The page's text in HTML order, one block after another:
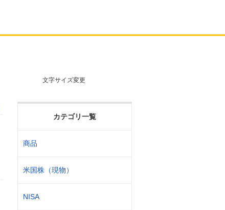
文字サイズ変更
カテゴリ一覧
商品
米国株（現物）
NISA